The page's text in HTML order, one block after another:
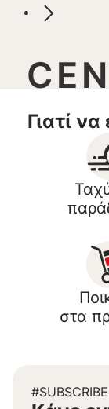
Γιατί
στα
#SUBSCRIBE